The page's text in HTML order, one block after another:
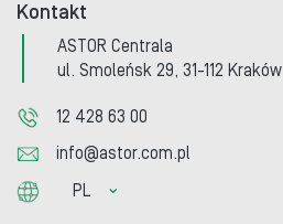
Kontakt
ASTOR Centrala
ul. Smoleńsk 29, 31-112 Kraków
12 428 63 00
info@astor.com.pl
PL